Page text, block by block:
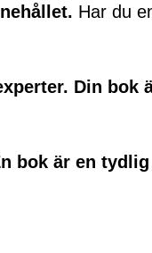
Har du
Din bok
bok är en